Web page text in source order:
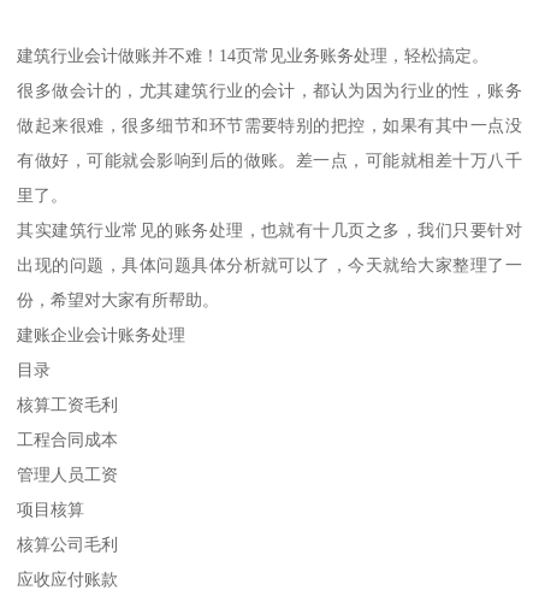
建筑行业会计做账并不难！14页常见业务账务处理，轻松搞定。
很多做会计的，尤其建筑行业的会计，都认为因为行业的性，账务
做起来很难，很多细节和环节需要特别的把控，如果有其中一点没
有做好，可能就会影响到后的做账。差一点，可能就相差十万八千
里了。
其实建筑行业常见的账务处理，也就有十几页之多，我们只要针对
出现的问题，具体问题具体分析就可以了，今天就给大家整理了一
份，希望对大家有所帮助。
建账企业会计账务处理
目录
核算工资毛利
工程合同成本
管理人员工资
项目核算
核算公司毛利
应收应付账款